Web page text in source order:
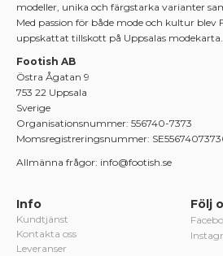
modeller, unika och färgstarka varianter
Med passion för både mode och kultur blev
uppskattat tillskott på Uppsalas modekarta.
Footish AB
Östra Ågatan 9
753 22 Uppsala
Sverige
Organisationsnummer: 556740-7373
Momsregistreringsnummer:
Allmänna frågor: info@footish.se
Info
Kundtjänst
Kontakta oss
Leveranser
Följ